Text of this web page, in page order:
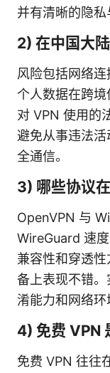
并有清晰的隐私
2) 在中国大
风险包括网络连
个人数据在跨
对 VPN 使用的
避免从事违法
全通信。
3) 哪些协议
OpenVPN 与
WireGuard 速
兼容性和穿透
备上表现不错
淆能力和网络环
4) 免费 VPN
免费 VPN 往往